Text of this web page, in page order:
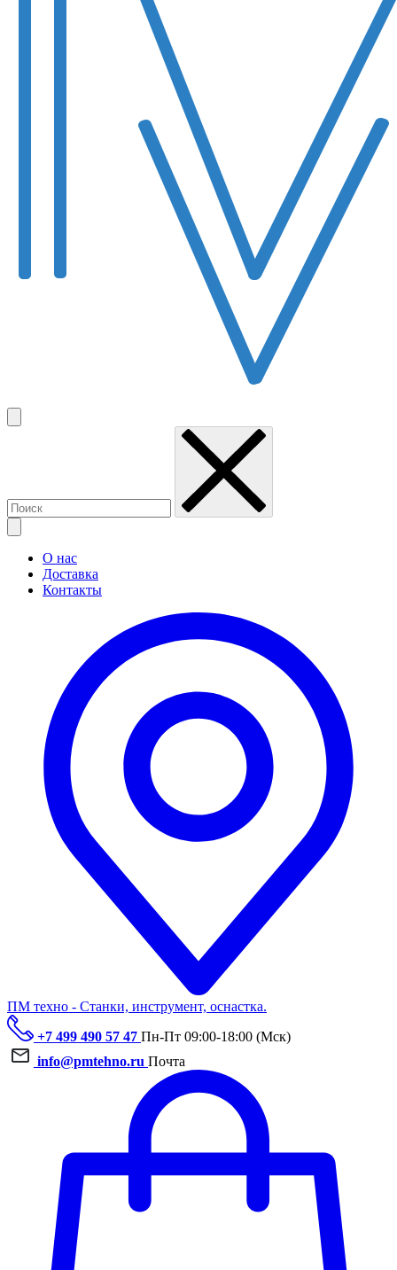
О нас
Доставка
Контакты
ПМ техно - Станки, инструмент, оснастка.
+7 499 490 57 47 Пн-Пт 09:00-18:00 (Мск)
info@pmtehno.ru Почта